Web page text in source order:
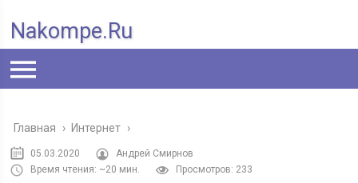
Nakompe.ru
Главная › Интернет ›
05.03.2020
Андрей Смирнов
Время чтения: ~20 мин.
Просмотров: 233